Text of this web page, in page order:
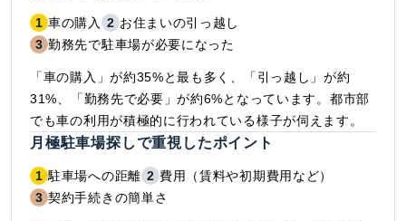
1 車の購入 2 お住まいの引っ越し
3 勤務先で駐車場が必要になった
「車の購入」が約35%と最も多く、「引っ越し」が約
31%、「勤務先で必要」が約6%となっています。都市部
でも車の利用が積極的に行われている様子が伺えます。
月極駐車場探しで重視したポイント
1 駐車場への距離 2 費用（賃料や初期費用など）
3 契約手続きの簡単さ